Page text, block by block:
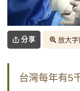
分享 放大字
台灣每年有5